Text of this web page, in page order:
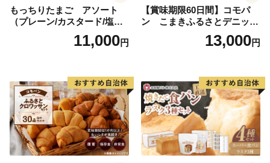
もっちりたまご アソート
（プレーン/カスタード/塩バ
ター/小倉バター）11,000円
【賞味期限60日間】コモパ
ン こまきふるさとデニッシ
ュセット（20個入り）／災害
用備蓄 保存食 非常食 防災グ
13,000円